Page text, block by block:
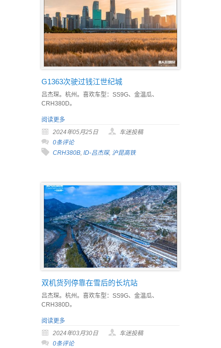
G1363次驶过钱江世纪城
吕杰琛。杭州。喜欢车型：SS9G、金温瓜、
CRH380D。
阅读更多
2024年05月25日
车迷投稿
0条评论
CRH380B ID-吕杰琛, 沪昆高铁
双机货列停靠在雪后的长坑站
吕杰琛。杭州。喜欢车型：SS9G、金温瓜、
CRH380D。
阅读更多
2024年03月30日
车迷投稿
0条评论